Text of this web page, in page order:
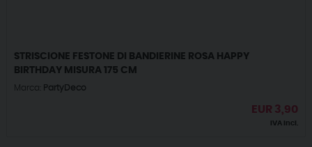
STRISCIONE FESTONE DI BANDIERINE ROSA HAPPY
BIRTHDAY MISURA 175 CM
Marca: PartyDeco
EUR 3,90
IVA incl.